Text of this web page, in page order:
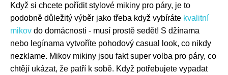
Když si chcete pořídit stylové mikiny pro páry, je to
podobně důležitý výběr jako třeba když vybíráte kvalitní
mikov do domácnosti - musí prostě sedět! S džínama
nebo legínama vytvoříte pohodový casual look, co nikdy
nezklame. Mikov mikiny jsou fakt super volba pro páry, co
chtějí ukázat, že patří k sobě. Když potřebujete vypadat